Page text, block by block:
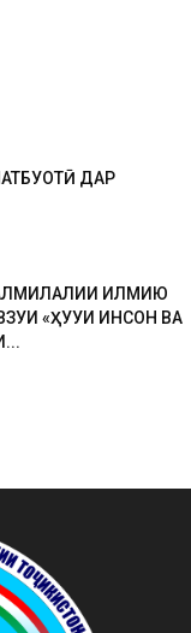
ДАР
ИЛМИЮ
«ҲУҚУҚИ ИНСОН ВА